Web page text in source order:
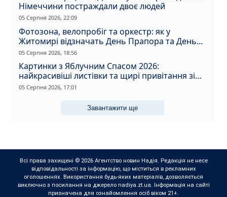
Німеччини постраждали двоє людей
05 Серпня 2026, 22:09
Фотозона, велопробіг та оркестр: як у
Житомирі відзначать День Прапора та День
Незалежності
05 Серпня 2026, 18:56
Картинки з Яблучним Спасом 2026:
найкрасивіші листівки та щирі привітання зі
святом
05 Серпня 2026, 17:01
Завантажити ще
Всі права захищені © 2026 Агентство новин Надія. Редакція не несе
відповідальності за інформацію, що міститься в рекламних
оголошеннях. Використання будь-яких матеріалів, дозволяється
виключно з посилання на джерело nadiya.zt.ua. Інформація на сайті
призначена для ознайомлення осіб віком 21+.